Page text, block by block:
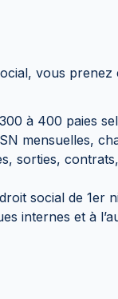
vous
à 400 paies
mensuelles,
sorties,
social de 1er
internes et à